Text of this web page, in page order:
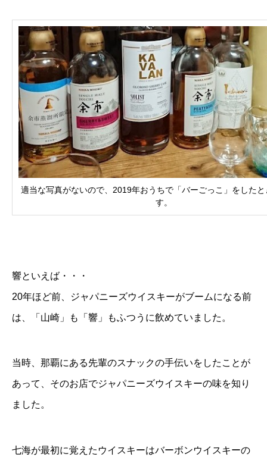
適当な写真がないので、2019年おうちで「バーごっこ」をした
す。
響といえば・・・
20年ほど前、ジャパニーズウイスキーがブームになる前
は、「山崎」も「響」もふつうに飲めていました。
当時、那覇にある先輩のスナックの手伝いをしたことが
あって、そのお店でジャパニーズウイスキーの味を知り
ました。
七海が最初に覚えたウイスキーはバーボンウイスキーの